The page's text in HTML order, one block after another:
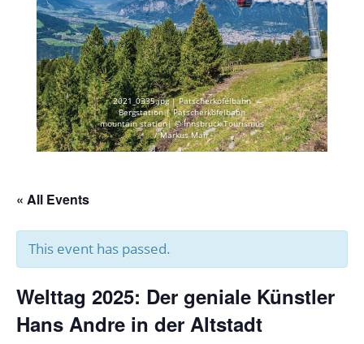
2021_0335.jpg | Patscherkofelbahn
Bergstation | Patscherkofelbahn
mountain station| © Innsbruck Tourismus
/ Markus Mair
« All Events
This event has passed.
Welttag 2025: Der geniale Künstler
Hans Andre in der Altstadt